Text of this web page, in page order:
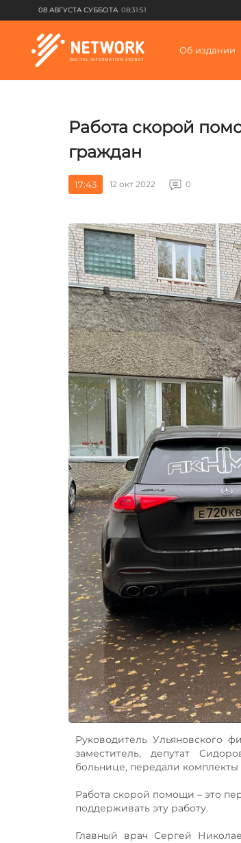
08 АВГУСТА СУББОТА 08:31:51
Об издании
Работа скорой
граждан
17:43 12 окт 2022 0
Руководитель Ульяновского
заместитель, депутат
больнице, передали
Работа скорой помощи – это
поддерживать эту работу.
Главный врач Сергей